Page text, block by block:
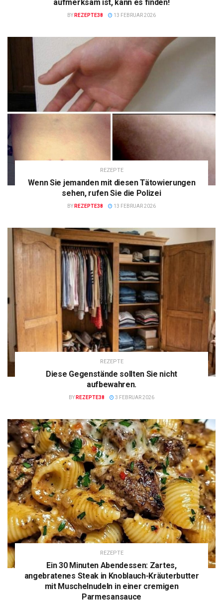
aufmerksam ist, kann es finden!
BY REZEPTE38 13 FEBRUAR 2026
REZEPTE
Wenn Sie jemanden mit diesen Tätowierungen
sehen, rufen Sie die Polizei
BY REZEPTE38 13 FEBRUAR 2026
REZEPTE
Diese Gegenstände sollten Sie nicht
aufbewahren.
BY REZEPTE38 3 FEBRUAR 2026
REZEPTE
Ein 30 Minuten Abendessen: Zartes,
angebratenes Steak in Knoblauch-Kräuterbutter
mit Muschelnudeln in einer cremigen
Parmesansauce